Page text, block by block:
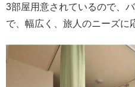
3部屋用意されているので、
で、幅広く、旅人のニーズに